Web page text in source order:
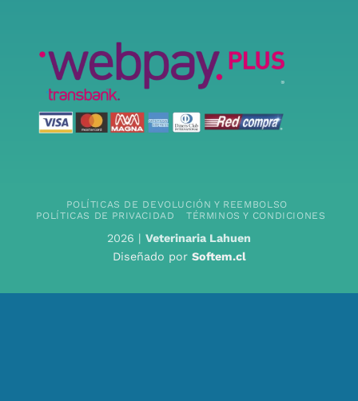
POLÍTICAS DE DEVOLUCIÓN Y REEMBOLSO
POLÍTICAS DE PRIVACIDAD
TÉRMINOS Y CONDICIONES
2026 | Veterinaria Lahuen
Diseñado por Softem.cl